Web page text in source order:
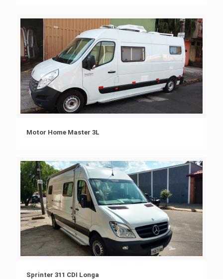
Motor Home Master 3L
Sprinter 311 CDI Longa